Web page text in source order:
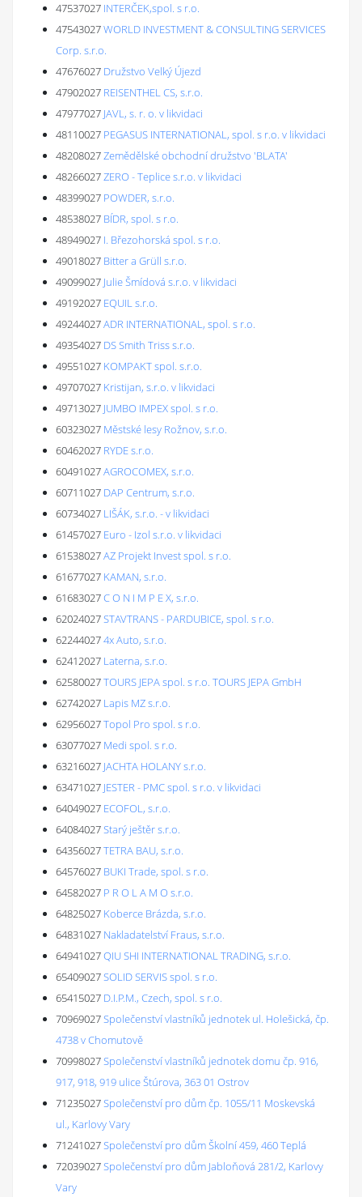
47537027 INTERČEK,spol. s r.o.
47543027WORLD INVESTMENT & CONSULTING SERVICES
Corp. s.r.o.
47676027 Družstvo Velký Újezd
47902027 REISENTHEL CS, s.r.o.
47977027 JAVL, s. r. o. v likvidaci
48110027 PEGASUS INTERNATIONAL, spol. s r.o. v likvidaci
48208027Zemědělské obchodní družstvo 'BLATA'
48266027ZERO - Teplice s.r.o. v likvidaci
48399027 POWDER, s.r.o.
48538027 BÍDR, spol. s r.o.
48949027 I. Březohorská spol. s r.o.
49018027 Bitter a Grüll s.r.o.
49099027 Julie Šmídová s.r.o. v likvidaci
49192027 EQUIL s.r.o.
49244027ADR INTERNATIONAL, spol. s r.o.
49354027 DS Smith Triss s.r.o.
49551027 KOMPAKT spol. s.r.o.
49707027 Kristijan, s.r.o. v likvidaci
49713027 JUMBO IMPEX spol. s r.o.
60323027 Městské lesy Rožnov, s.r.o.
60462027 RYDE s.r.o.
60491027AGROCOMEX, s.r.o.
60711027 DAP Centrum, s.r.o.
60734027 LIŠÁK, s.r.o. - v likvidaci
61457027 Euro - Izol s.r.o. v likvidaci
61538027AZ Projekt Invest spol. s r.o.
61677027 KAMAN, s.r.o.
61683027C O N I M P E X, s.r.o.
62024027STAVTRANS - PARDUBICE, spol. s r.o.
622440274x Auto, s.r.o.
62412027 Laterna, s.r.o.
62580027TOURS JEPA spol. s r.o. TOURS JEPA GmbH
62742027 Lapis MZ s.r.o.
62956027Topol Pro spol. s r.o.
63077027 Medi spol. s r.o.
63216027 JACHTA HOLANY s.r.o.
63471027 JESTER - PMC spol. s r.o. v likvidaci
64049027 ECOFOL, s.r.o.
64084027Starý ještěr s.r.o.
64356027TETRA BAU, s.r.o.
64576027 BUKI Trade, spol. s r.o.
64582027 P R O L A M O s.r.o.
64825027 Koberce Brázda, s.r.o.
64831027 Nakladatelství Fraus, s.r.o.
64941027QIU SHI INTERNATIONAL TRADING, s.r.o.
65409027SOLID SERVIS spol. s r.o.
65415027 D.I.P.M., Czech, spol. s r.o.
70969027Společenství vlastníků jednotek ul. Holešická, čp.
4738 v Chomutově
70998027Společenství vlastníků jednotek domu čp. 916,
917, 918, 919 ulice Štúrova, 363 01 Ostrov
71235027Společenství pro dům čp. 1055/11 Moskevská
ul., Karlovy Vary
71241027Společenství pro dům Školní 459, 460 Teplá
72039027Společenství pro dům Jabloňová 281/2, Karlovy
Vary